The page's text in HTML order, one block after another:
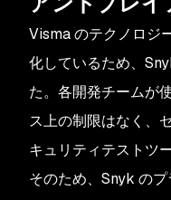
Visma のテクノロジ
化しているため、
た。各開発チームが
ス上の制限はなく、
キュリティテストツ
そのため、Snyk の